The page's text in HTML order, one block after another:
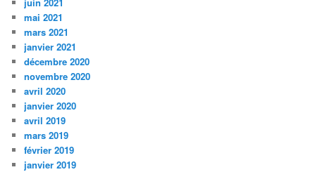
mai 2021
mars 2021
janvier 2021
décembre 2020
novembre 2020
avril 2020
janvier 2020
avril 2019
mars 2019
février 2019
janvier 2019